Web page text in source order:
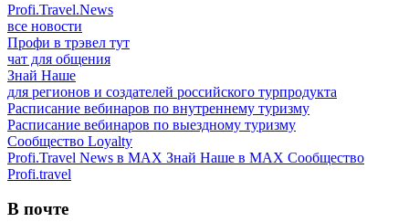
Profi.Travel.News
все новости
Профи в трэвел тут
чат для общения
Знай Наше
для регионов и создателей российского турпродукта
Расписание вебинаров по внутреннему туризму
Расписание вебинаров по выездному туризму
Сообщество Loyalty
Profi.Travel News в MAX Знай Наше в MAX Сообщество
Profi.travel
В почте